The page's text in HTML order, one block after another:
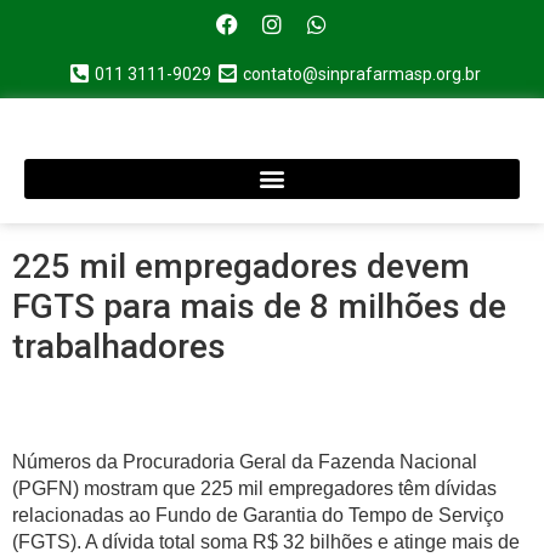
011 3111-9029 contato@sinprafarmasp.org.br
225 mil empregadores devem
FGTS para mais de 8 milhões de
trabalhadores
Números da Procuradoria Geral da Fazenda Nacional
(PGFN) mostram que 225 mil empregadores têm dívidas
relacionadas ao Fundo de Garantia do Tempo de Serviço
(FGTS). A dívida total soma R$ 32 bilhões e atinge mais de